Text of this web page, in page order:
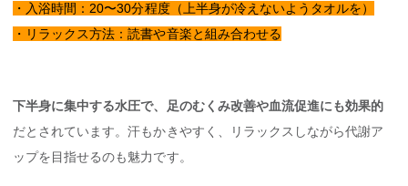
・入浴時間：20〜30分程度（上半身が冷えないようタオルを）
・リラックス方法：読書や音楽と組み合わせる
下半身に集中する水圧で、足のむくみ改善や血流促進にも効果的
だとされています。汗もかきやすく、リラックスしながら代謝ア
ップを目指せるのも魅力です。